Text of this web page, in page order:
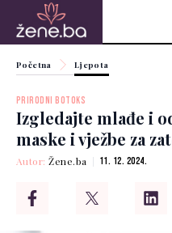
Početna Ljepota
PRIRODNI BOTOKS
Izgledajte mlađe i
maske i vježbe za
Autor:Žene.ba 11. 12. 2024.